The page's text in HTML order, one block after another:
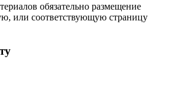
обязательно размещение
или соответствующую страницу